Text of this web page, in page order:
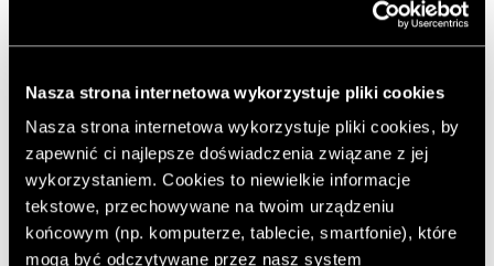
Nasza strona internetowa wykorzystuje pliki cookies
Nasza strona internetowa wykorzystuje pliki cookies, by
zapewnić ci najlepsze doświadczenia związane z jej
wykorzystaniem. Cookies to niewielkie informacje
tekstowe, przechowywane na twoim urządzeniu
końcowym (np. komputerze, tablecie, smartfonie), które
mogą być odczytywane przez nasz system
Wśród ikon designu –
w Krakowie
Gabriela Huzarska-Sitek z Nona Studio zaprojektowała
58-metrowe mieszkanie w Krakowie dla młodej pary
jako dojrzały dialog kolorów, geometrii i rzemiosła. Nie
zdecydowano się na zmiany w układzie deweloperskim,